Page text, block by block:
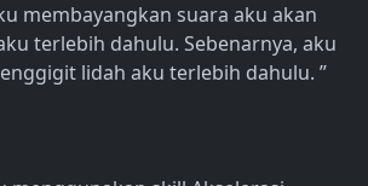
membayangkan suara aku akan
terlebih dahulu. Sebenarnya, aku
lidah aku terlebih dahulu. ”